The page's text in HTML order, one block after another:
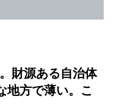
財源ある自治体
地方で薄い。こ